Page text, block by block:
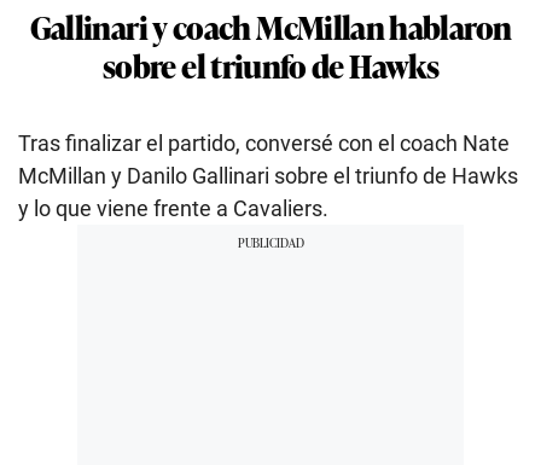
Gallinari y coach McMillan hablaron
sobre el triunfo de Hawks
Tras finalizar el partido, conversé con el coach Nate
McMillan y Danilo Gallinari sobre el triunfo de Hawks
y lo que viene frente a Cavaliers.